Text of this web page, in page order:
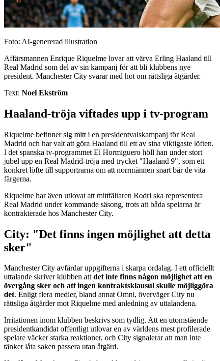
Foto: AI-genererad illustration
Affärsmannen Enrique Riquelme lovar att värva Erling Haaland till
Real Madrid som del av sin kampanj för att bli klubbens nye
president. Manchester City svarar med hot om rättsliga åtgärder.
Text: Noel Ekström
Haaland-tröja viftades upp i tv-program
Riquelme befinner sig mitt i en presidentvalskampanj för Real
Madrid och har valt att göra Haaland till ett av sina viktigaste löften.
I det spanska tv-programmet El Hormiguero höll han under stort
jubel upp en Real Madrid-tröja med trycket "Haaland 9", som ett
konkret löfte till supportrarna om att norrmännen snart bär de vita
färgerna.
Riquelme har även utlovat att mittfältaren Rodri ska representera
Real Madrid under kommande säsong, trots att båda spelarna är
kontrakterade hos Manchester City.
City: "Det finns ingen möjlighet att detta
sker"
Manchester City avfärdar uppgifterna i skarpa ordalag. I ett officiellt
uttalande skriver klubben attdet inte finns någon möjlighet att en
övergång sker och att ingen kontraktsklausul skulle möjliggöra
det. Enligt flera medier, bland annat Omni, överväger City nu
rättsliga åtgärder mot Riquelme med anledning av uttalandena.
Irritationen inom klubben beskrivs som tydlig. Att en utomstående
presidentkandidat offentligt utlovar en av världens mest profilerade
spelare väcker starka reaktioner, och City signalerar att man inte
tänker låta saken passera utan åtgärd.